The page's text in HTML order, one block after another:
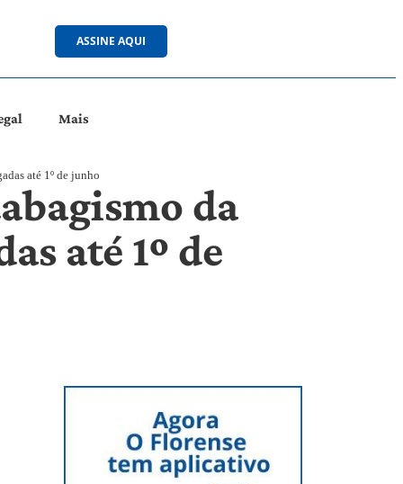
ASSINE AQUI
Mais
até 1º de junho
da
até 1º de